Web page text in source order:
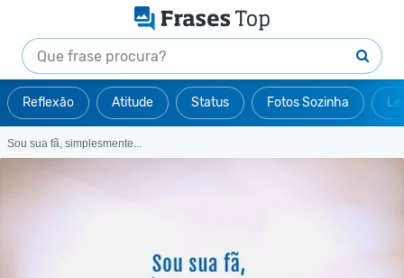
Reflexão Atitude Status Fotos Sozinha
Sou sua fã, simplesmente...